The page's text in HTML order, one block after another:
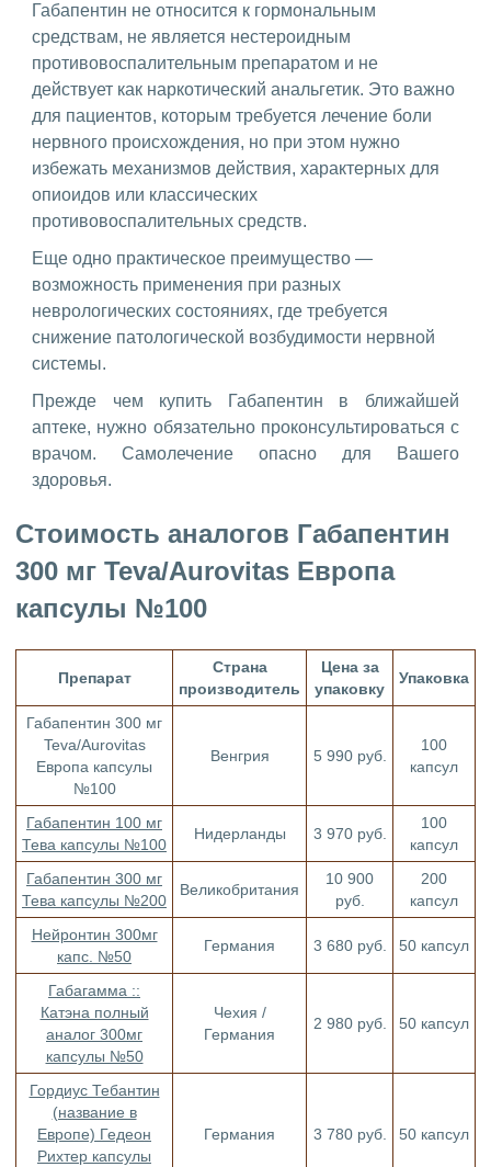
Габапентин не относится к гормональным
средствам, не является нестероидным
противовоспалительным препаратом и не
действует как наркотический анальгетик. Это важно
для пациентов, которым требуется лечение боли
нервного происхождения, но при этом нужно
избежать механизмов действия, характерных для
опиоидов или классических
противовоспалительных средств.
Еще одно практическое преимущество —
возможность применения при разных
неврологических состояниях, где требуется
снижение патологической возбудимости нервной
системы.
Прежде чем купить Габапентин в ближайшей
аптеке, нужно обязательно проконсультироваться с
врачом. Самолечение опасно для Вашего
здоровья.
Стоимость аналогов Габапентин
300 мг Teva/Aurovitas Европа
капсулы №100
Препарат
Страна
производитель
Цена за
упаковку
Упаковка
Габапентин 300 мг
Teva/Aurovitas
Европа капсулы
№100
Венгрия 5 990 руб.
100
капсул
Габапентин 100 мг
Тева капсулы №100
Нидерланды 3 970 руб.
100
капсул
Габапентин 300 мг
Тева капсулы №200
Великобритания
10 900
руб.
200
капсул
Нейронтин 300мг
капс. №50
Германия 3 680 руб. 50 капсул
Габагамма ::
Катэна полный
аналог 300мг
капсулы №50
Чехия /
Германия
2 980 руб. 50 капсул
Гордиус Тебантин
(название в
Европе) Гедеон
Рихтер капсулы
Германия 3 780 руб. 50 капсул